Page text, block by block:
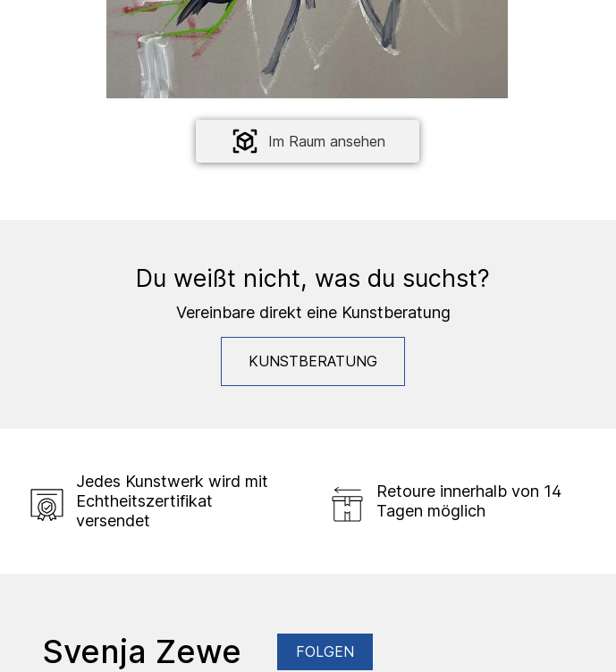
Im Raum ansehen
Du weißt nicht, was du suchst?
Vereinbare direkt eine Kunstberatung
KUNSTBERATUNG
Jedes Kunstwerk wird mit
Echtheitszertifikat
versendet
Retoure innerhalb von 14
Tagen möglich
Svenja Zewe FOLGEN